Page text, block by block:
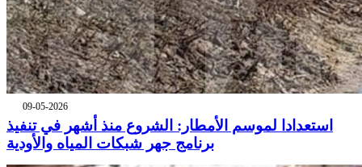
09-05-2026
استعدادا لموسم الأمطار: الشروع منذ أشهر في تنفيذ
برنامج جهر شبكات المياه والأودية